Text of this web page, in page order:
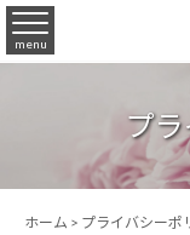
menu
プ
ホーム > プライバシーポ